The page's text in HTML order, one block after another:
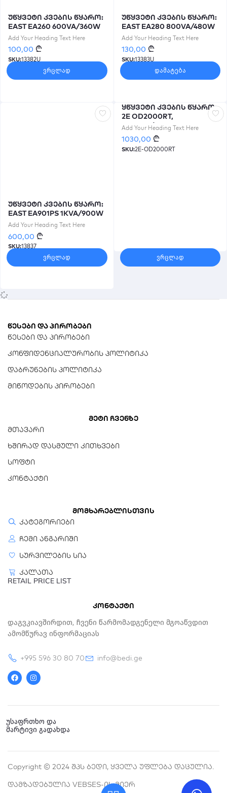
უწყვეტი კვების წყარო:
EAST EA260 600VA/360W
Line Interactive UPS
Add Your Heading Text Here
100,00 ₾
SKU:13382U
ვრცლად
უწყვეტი კვების წყარო:
EAST EA280 800VA/480W
Line Interactive UPS LED
Add Your Heading Text Here
130,00 ₾
SKU:13383U
დამატება
უწყვეტი კვების წყარო:
EAST EA901PS 1KVA/900W
with integrated 2x9Ah
battery Online UPS Tower 3
shuko
Add Your Heading Text Here
600,00 ₾
SKU:13837
ვრცლად
ყწყვეტი კვების წყარო
2E OD2000RT,
2000VA/1800W, RT2U,
LCD, USB, 3xSchuko
Add Your Heading Text Here
1030,00 ₾
SKU:2E-OD2000RT
ვრცლად
წესები და პირობები
წესები და პირობები
კონფიდენციალურობის პოლიტიკა
დაბრუნების პოლიტიკა
მიწოდების პირობები
მეტი ჩვენზე
მთავარი
ხშირად დასმული კითხვები
სოფტი
კონტაქტი
მომხარებლისთვის
კატეგორიები
ჩემი ანგარიში
სურვილების სია
კალათა
RETAIL PRICE LIST
კონტაქტი
Დაგვკიავშირდით, Ჩვენი Წარმომადგენელი Მგოაწვდით
Ამომწურავ Ინფორმაციას
+995 596 30 80 70
info@bedi.ge
a
c
e
o
n
s
t
r
m
უსაფრთხო და
მარტივი გადახდა
Copyright © 2024 Შპს Ბედი, Ყველა Უფლება Დაცულია.
Დამზადებულია VEBSES-Ის Მიერ